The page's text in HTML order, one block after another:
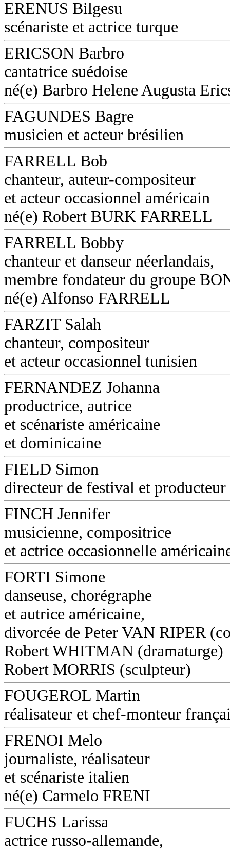
ERENUS Bilgesu
scénariste et actrice turque
ERICSON Barbro
cantatrice suédoise
né(e) Barbro Helene Augusta
FAGUNDES Bagre
musicien et acteur brésilien
FARRELL Bob
chanteur, auteur-compositeur
et acteur occasionnel américain
né(e) Robert BURK FARRELL
FARRELL Bobby
chanteur et danseur néerlandais,
membre fondateur du groupe
né(e) Alfonso FARRELL
FARZIT Salah
chanteur, compositeur
et acteur occasionnel tunisien
FERNANDEZ Johanna
productrice, autrice
et scénariste américaine
et dominicaine
FIELD Simon
directeur de festival et
FINCH Jennifer
musicienne, compositrice
et actrice occasionnelle
FORTI Simone
danseuse, chorégraphe
et autrice américaine,
divorcée de Peter VAN RIPER
Robert WHITMAN (dramaturge)
Robert MORRIS (sculpteur)
FOUGEROL Martin
réalisateur et chef-monteur
FRENOI Melo
journaliste, réalisateur
et scénariste italien
né(e) Carmelo FRENI
FUCHS Larissa
actrice russo-allemande,